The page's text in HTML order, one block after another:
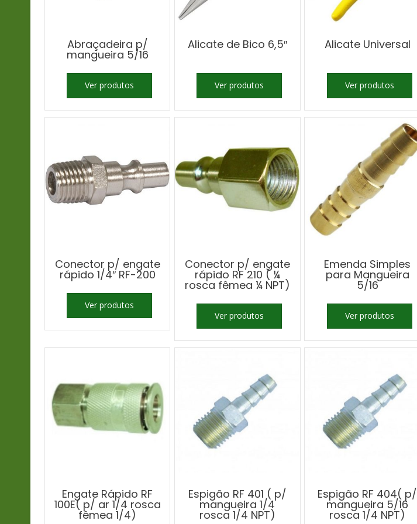
Abraçadeira p/
mangueira 5/16
Ver produtos
Alicate de Bico 6,5″
Ver produtos
Alicate Universal
Ver produtos
Conector p/ engate
rápido 1/4″ RF-200
Ver produtos
Conector p/ engate
rápido RF 210 ( ¼
rosca fêmea ¼ NPT)
Ver produtos
Emenda Simples
para Mangueira
5/16
Ver produtos
Engate Rápido RF
100E( p/ ar 1/4 rosca
fêmea 1/4)
Espigão RF 401 ( p/
mangueira 1/4
rosca 1/4 NPT)
Espigão RF 404( p/
mangueira 5/16
rosca 1/4 NPT)